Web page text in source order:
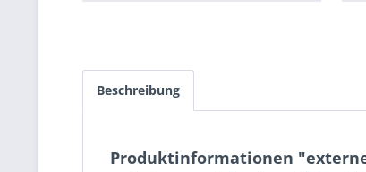
Beschreibung
Produktinformationen